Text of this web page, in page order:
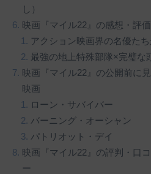
し）
映画『マイル22』の感想・評価
アクション映画界の名優た
最強の地上特殊部隊×完璧な
映画『マイル22』の公開前に
映画
ローン・サバイバー
バーニング・オーシャン
パトリオット・デイ
映画『マイル22』の評判・口
ー